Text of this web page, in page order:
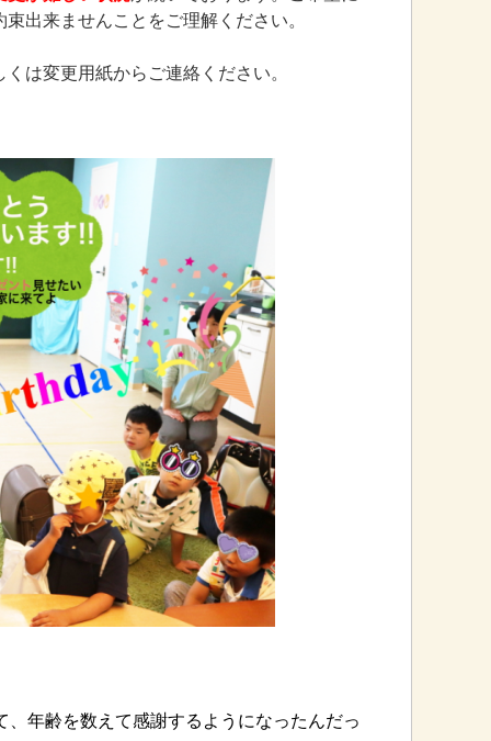
出来ませんことをご理解ください。
は変更用紙からご連絡ください。
、年齢を数えて感謝するようになったんだっ